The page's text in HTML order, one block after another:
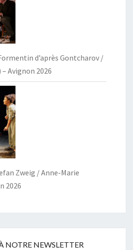
d’après Gontcharov /
Avignon 2026
Zweig / Anne-Marie
2026
NOTRE NEWSLETTER